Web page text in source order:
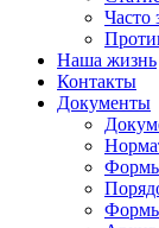
Часто
Наша жизнь
Контакты
Документы